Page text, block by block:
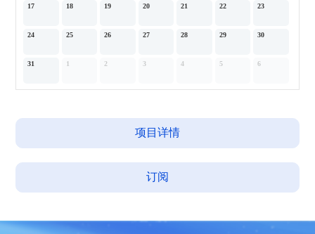
17 18 19 20 21 22 23
24 25 26 27 28 29 30
31 1 2 3 4 5 6
项目详情
订阅